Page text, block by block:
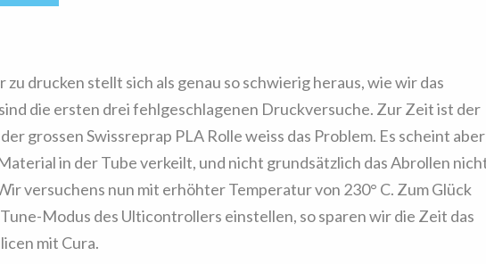
zu drucken stellt sich als genau so schwierig heraus, wie wir das
die ersten drei fehlgeschlagenen Druckversuche. Zur Zeit ist der
grossen Swissreprap PLA Rolle weiss das Problem. Es scheint aber
in der Tube verkeilt, und nicht grundsätzlich das Abrollen
versuchens nun mit erhöhter Temperatur von 230° C. Zum Glück
Modus des Ulticontrollers einstellen, so sparen wir die Zeit das
mit Cura.